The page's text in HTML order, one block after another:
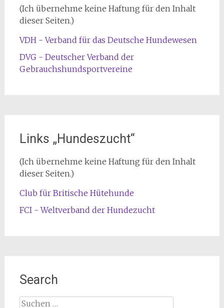
(Ich übernehme keine Haftung für den Inhalt
dieser Seiten.)
VDH - Verband für das Deutsche Hundewesen
DVG - Deutscher Verband der
Gebrauchshundsportvereine
Links „Hundeszucht“
(Ich übernehme keine Haftung für den Inhalt
dieser Seiten.)
Club für Britische Hütehunde
FCI - Weltverband der Hundezucht
Search
Suche